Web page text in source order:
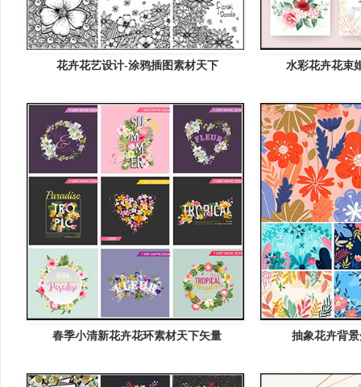
花卉花艺设计-涂鸦插图素材天下 水彩花卉花束
春季小清新花卉花环素材天下矢量 抽象花卉背